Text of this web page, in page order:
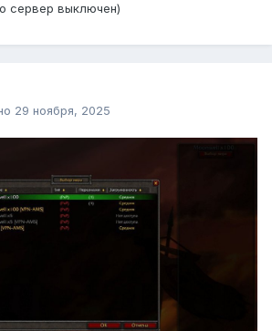
сервер выключен)
29 ноября, 2025